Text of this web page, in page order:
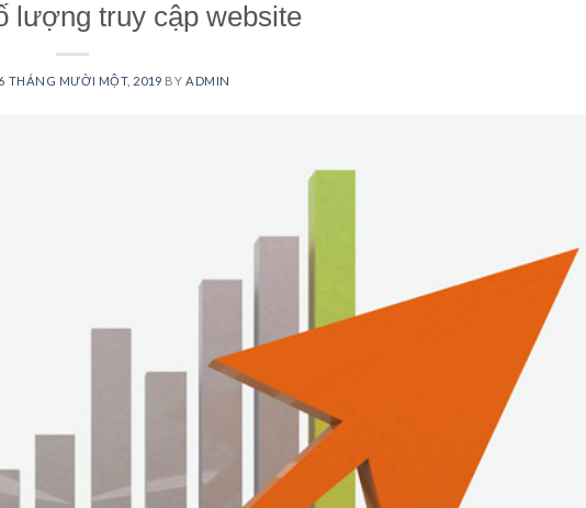
lượng truy cập website
THÁNG MƯỜI MỘT, 2019 BY ADMIN